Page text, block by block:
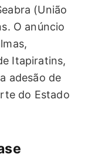
(União
O anúncio
Itapiratins,
adesão de
do Estado